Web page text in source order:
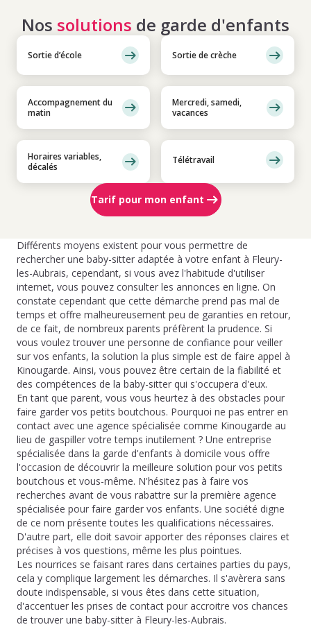
Nos solutions de garde d'enfants
Sortie d’école Sortie de crèche
Accompagnement du
matin
Mercredi, samedi,
vacances
Horaires variables,
décalés
Télétravail
Tarif pour mon enfant
Différents moyens existent pour vous permettre de
rechercher une baby-sitter adaptée à votre enfant à Fleury-
les-Aubrais, cependant, si vous avez l'habitude d'utiliser
internet, vous pouvez consulter les annonces en ligne. On
constate cependant que cette démarche prend pas mal de
temps et offre malheureusement peu de garanties en retour,
de ce fait, de nombreux parents préfèrent la prudence. Si
vous voulez trouver une personne de confiance pour veiller
sur vos enfants, la solution la plus simple est de faire appel à
Kinougarde. Ainsi, vous pouvez être certain de la fiabilité et
des compétences de la baby-sitter qui s'occupera d'eux.
En tant que parent, vous vous heurtez à des obstacles pour
faire garder vos petits boutchous. Pourquoi ne pas entrer en
contact avec une agence spécialisée comme Kinougarde au
lieu de gaspiller votre temps inutilement ? Une entreprise
spécialisée dans la garde d'enfants à domicile vous offre
l'occasion de découvrir la meilleure solution pour vos petits
boutchous et vous-même. N'hésitez pas à faire vos
recherches avant de vous rabattre sur la première agence
spécialisée pour faire garder vos enfants. Une société digne
de ce nom présente toutes les qualifications nécessaires.
D'autre part, elle doit savoir apporter des réponses claires et
précises à vos questions, même les plus pointues.
Les nourrices se faisant rares dans certaines parties du pays,
cela y complique largement les démarches. Il s'avèrera sans
doute indispensable, si vous êtes dans cette situation,
d'accentuer les prises de contact pour accroitre vos chances
de trouver une baby-sitter à Fleury-les-Aubrais.